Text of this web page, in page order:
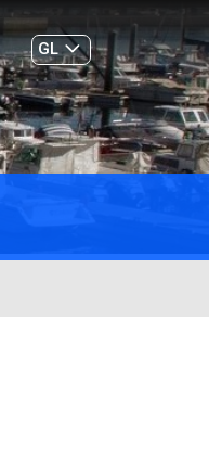
GL
ES|